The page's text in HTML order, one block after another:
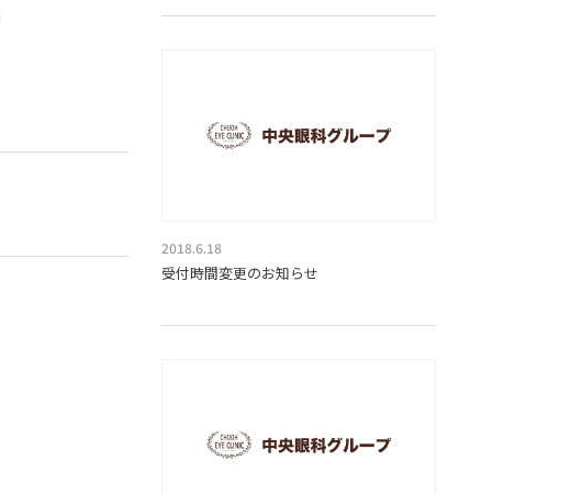
2018.6.18
受付時間変更のお知らせ